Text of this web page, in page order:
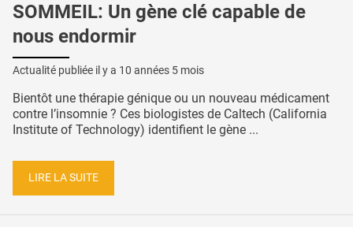
SOMMEIL: Un gène clé capable de
nous endormir
Actualité publiée il y a 10 années 5 mois
Bientôt une thérapie génique ou un nouveau médicament
contre l’insomnie ? Ces biologistes de Caltech (California
Institute of Technology) identifient le gène ...
LIRE LA SUITE